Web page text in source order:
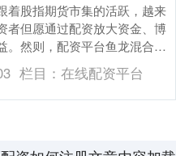
着股指期货市集的活跃，越来
者但愿通过配资放大资金、博
。然则，配资平台鱼龙混合新
开户 - 线上股票配资如何注
散。....
栏目： 在线配资平台